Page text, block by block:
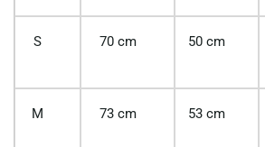
S 70 cm 50 cm
M 73 cm 53 cm